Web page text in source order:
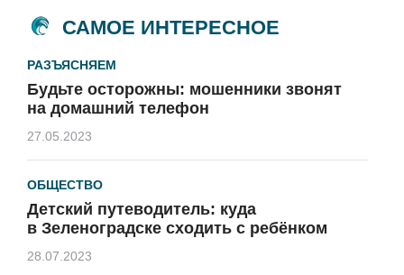
САМОЕ ИНТЕРЕСНОЕ
РАЗЪЯСНЯЕМ
Будьте осторожны: мошенники звонят
на домашний телефон
27.05.2023
ОБЩЕСТВО
Детский путеводитель: куда
в Зеленоградске сходить с ребёнком
28.07.2023